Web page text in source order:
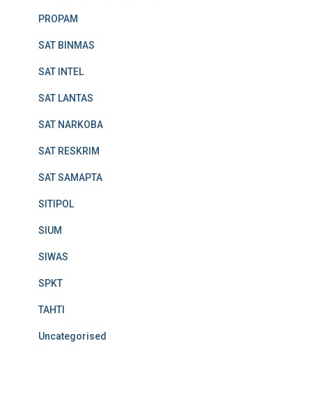
PROPAM
SAT BINMAS
SAT INTEL
SAT LANTAS
SAT NARKOBA
SAT RESKRIM
SAT SAMAPTA
SITIPOL
SIUM
SIWAS
SPKT
TAHTI
Uncategorised